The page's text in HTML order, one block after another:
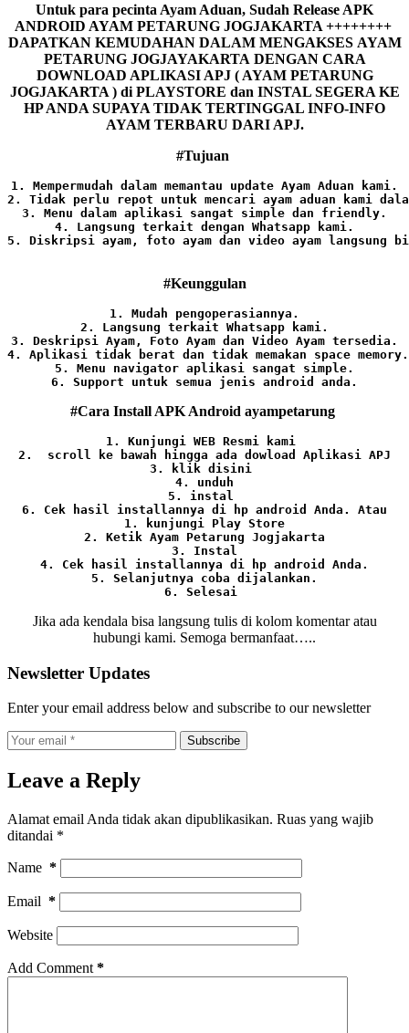
Untuk para pecinta Ayam Aduan, Sudah Release APK
ANDROID AYAM PETARUNG JOGJAKARTA ++++++++
DAPATKAN KEMUDAHAN DALAM MENGAKSES AYAM
PETARUNG JOGJAYAKARTA DENGAN CARA
DOWNLOAD APLIKASI APJ ( AYAM PETARUNG
JOGJAKARTA ) di PLAYSTORE dan INSTAL SEGERA KE
HP ANDA SUPAYA TIDAK TERTINGGAL INFO-INFO
AYAM TERBARU DARI APJ.
#Tujuan
1. Mempermudah dalam memantau update Ayam Aduan kami.
2. Tidak perlu repot untuk mencari ayam aduan kami
3. Menu dalam aplikasi sangat simple dan friendly.
4. Langsung terkait dengan Whatsapp kami.
5. Diskripsi ayam, foto ayam dan video ayam
#Keunggulan
1. Mudah pengoperasiannya.
2. Langsung terkait Whatsapp kami.
3. Deskripsi Ayam, Foto Ayam dan Video Ayam tersedia.
4. Aplikasi tidak berat dan tidak memakan space memory.
5. Menu navigator aplikasi sangat simple.
6. Support untuk semua jenis android anda.
#Cara Install APK Android ayampetarung
1. Kunjungi WEB Resmi kami
2.  scroll ke bawah hingga ada dowload Aplikasi APJ
3. klik disini
4. unduh
5. instal
6. Cek hasil installannya di hp android Anda. Atau
1. kunjungi Play Store
2. Ketik Ayam Petarung Jogjakarta
3. Instal
4. Cek hasil installannya di hp android Anda.
5. Selanjutnya coba dijalankan.
6. Selesai
Jika ada kendala bisa langsung tulis di kolom komentar atau
hubungi kami. Semoga bermanfaat…..
Newsletter Updates
Enter your email address below and subscribe to our newsletter
Subscribe
Leave a Reply
Alamat email Anda tidak akan dipublikasikan. Ruas yang wajib
ditandai *
Name *
Email *
Website
Add Comment *